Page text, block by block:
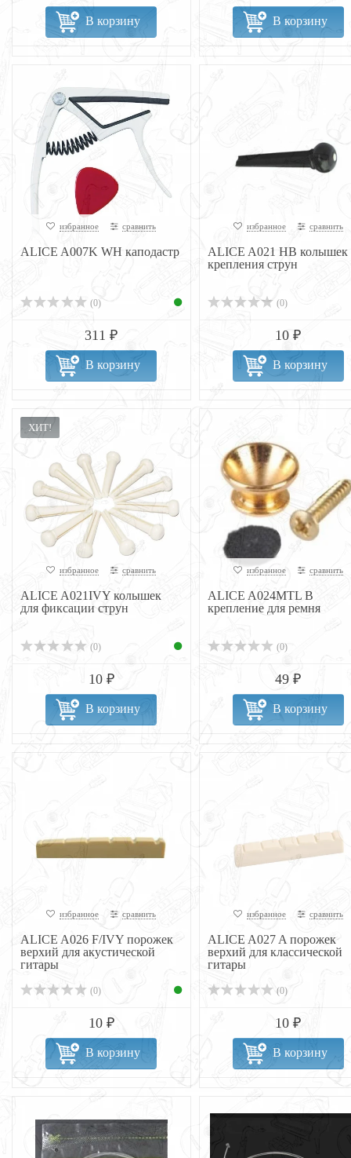
В корзину В корзину
избранное сравнить
ALICE A007K WH каподастр
(0)
311 ₽
В корзину
избранное сравнить
ALICE A021 HB колышек
крепления струн
(0)
10 ₽
В корзину
ХИТ!
избранное сравнить
ALICE A021IVY колышек
для фиксации струн
(0)
10 ₽
В корзину
избранное сравнить
ALICE A024MTL B
крепление для ремня
(0)
49 ₽
В корзину
избранное сравнить
ALICE A026 F/IVY порожек
верхий для акустической
гитары
(0)
10 ₽
В корзину
избранное сравнить
ALICE A027 A порожек
верхий для классической
гитары
(0)
10 ₽
В корзину